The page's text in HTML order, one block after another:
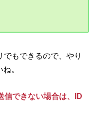
もできるので、やり
。
信できない場合は、ID